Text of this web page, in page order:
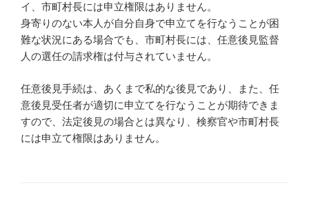
イ、市町村長には申立権限はありません。
身寄りのない本人が自分自身で申立てを行なうことが困
難な状況にある場合でも、市町村長には、任意後見監督
人の選任の請求権は付与されていません。
任意後見手続は、あくまで私的な後見であり、また、任
意後見受任者が適切に申立てを行なうことが期待できま
すので、法定後見の場合とは異なり、検察官や市町村長
には申立て権限はありません。